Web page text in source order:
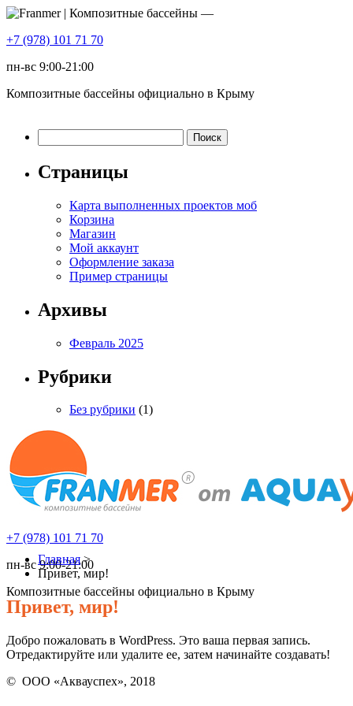
+7 (978) 101 71 70
пн-вс 9:00-21:00
Композитные бассейны официально в Крыму
Страницы
Карта выполненных проектов моб
Корзина
Магазин
Мой аккаунт
Оформление заказа
Пример страницы
Архивы
Февраль 2025
Рубрики
Без рубрики (1)
+7 (978) 101 71 70
пн-вс 9:00-21:00
Композитные бассейны официально в Крыму
Главная >
Привет, мир!
Привет, мир!
Добро пожаловать в WordPress. Это ваша первая запись.
Отредактируйте или удалите ее, затем начинайте создавать!
© ООО «Аквауспех», 2018